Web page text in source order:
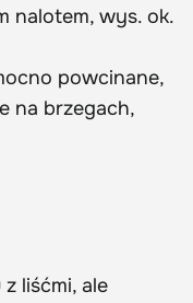
nalotem, wys. ok.
powcinane,
na brzegach,
liśćmi, ale